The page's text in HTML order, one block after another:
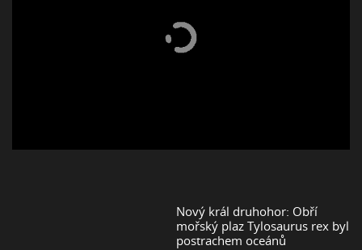
Nový král druhohor: Obří
mořský plaz Tylosaurus rex byl
postrachem oceánů